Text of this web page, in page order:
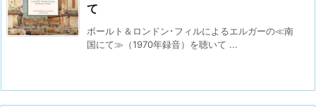
て
ボールト＆ロンドン･フィルによるエルガーの≪南
国にて≫（1970年録音）を聴いて ...